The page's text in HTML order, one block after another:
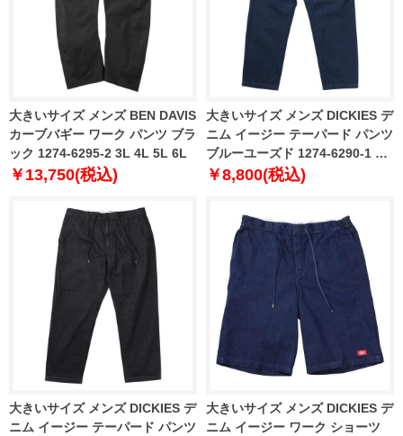
大きいサイズ メンズ BEN DAVIS
カーブバギー ワーク パンツ ブラ
ック 1274-6295-2 3L 4L 5L 6L
￥13,750(税込)
大きいサイズ メンズ DICKIES デ
ニム イージー テーパード パンツ
ブルーユーズド 1274-6290-1 2L
3L 4L 5L
￥8,800(税込)
大きいサイズ メンズ DICKIES デ
ニム イージー テーパード パンツ
大きいサイズ メンズ DICKIES デ
ニム イージー ワーク ショーツ